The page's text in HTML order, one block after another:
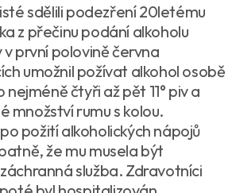
sdělili podezření 20letému
z přečinu podání alkoholu
první polovině června
umožnil požívat alkohol osobě
nejméně čtyři až pět 11° piv a
množství rumu s kolou.
požití alkoholických nápojů
že mu musela být
služba. Zdravotníci